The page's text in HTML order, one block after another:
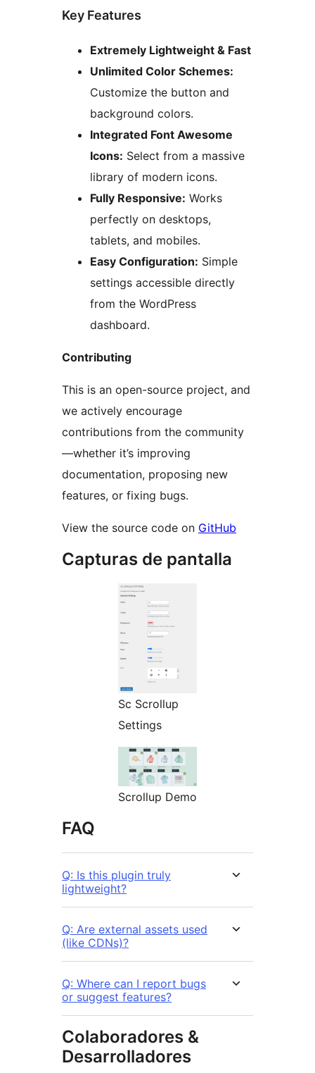
Key Features
Extremely Lightweight & Fast
Unlimited Color Schemes:
Customize the button and
background colors.
Integrated Font Awesome
Icons: Select from a massive
library of modern icons.
Fully Responsive: Works
perfectly on desktops,
tablets, and mobiles.
Easy Configuration: Simple
settings accessible directly
from the WordPress
dashboard.
Contributing
This is an open-source project, and
we actively encourage
contributions from the community
—whether it’s improving
documentation, proposing new
features, or fixing bugs.
View the source code on GitHub
Capturas de pantalla
Sc Scrollup
Settings
Scrollup Demo
FAQ
Q: Is this plugin truly
lightweight?
Q: Are external assets used
(like CDNs)?
Q: Where can I report bugs
or suggest features?
Colaboradores &
Desarrolladores